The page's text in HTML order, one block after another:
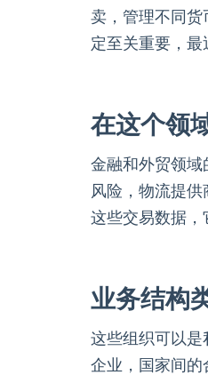
卖，管理不同
定至关重要，最
在这个领
金融和外贸领
风险，物流提
这些交易数据，
业务结构
这些组织可以
企业，国家间